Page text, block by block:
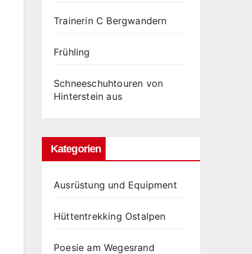
Trainerin C Bergwandern
Frühling
Schneeschuhtouren von
Hinterstein aus
Kategorien
Ausrüstung und Equipment
Hüttentrekking Ostalpen
Poesie am Wegesrand